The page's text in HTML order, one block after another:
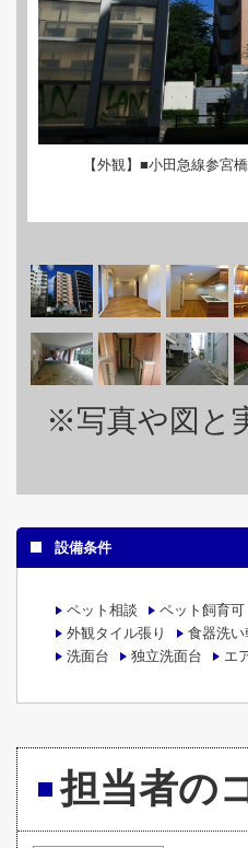
【外観】■小田急線参宮
※写真や図と
設備条件
ペット相談 ペット飼育可
外観タイル張り
食器洗い
洗面台
独立洗面台 エ
担当者の